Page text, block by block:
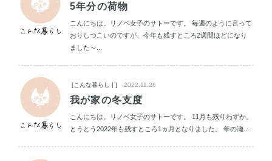
5年分の荷物
こんにちは。リノベ女子のサトーです。 毎週のように言って
おりしつこいのですが、今年も残すところ2週間ほどになり
ました～...
[こんな暮らし | ] 2022.11.26
我が家の冬支度
こんにちは。リノベ女子のサトーです。 11月も残りわずか。
とうとう2022年も残すところ1ヵ月となりました。 年の瀬...